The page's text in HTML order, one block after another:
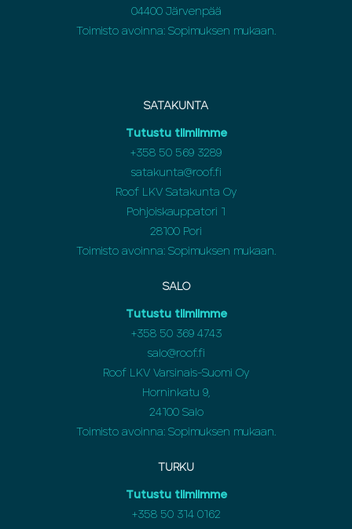
04400 Järvenpää
Toimisto avoinna: Sopimuksen mukaan.
SATAKUNTA
Tutustu tiimiimme
+358 50 569 3289
satakunta@roof.fi
Roof LKV Satakunta Oy
Pohjoiskauppatori 1
28100 Pori
Toimisto avoinna: Sopimuksen mukaan.
SALO
Tutustu tiimiimme
+358 50 369 4743
salo@roof.fi
Roof LKV Varsinais-Suomi Oy
Horninkatu 9,
24100 Salo
Toimisto avoinna: Sopimuksen mukaan.
TURKU
Tutustu tiimiimme
+358 50 314 0162